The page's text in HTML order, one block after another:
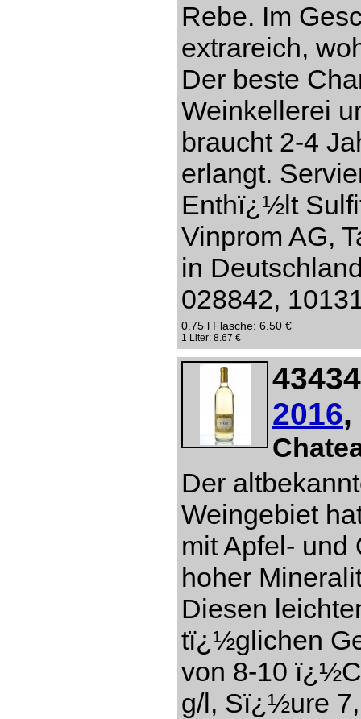
Rebe. Im
extrareich,
Der beste
Weinkellerei
braucht 2-4
erlangt.
Enthï¿½lt
Vinprom AG,
in
028842,
0.75 l Flasche: 6.50 €
1 Liter: 8.67 €
2016,
Der
Weingebiet
mit Apfel- und
hoher
Diesen
tï¿½glichen
von 8-10
g/l, Sï¿½ure